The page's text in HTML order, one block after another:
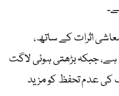
اثرات کے ساتھ،
جبکہ بڑھتی ہوئی لاگت
کی عدم تحفظ کو مزید